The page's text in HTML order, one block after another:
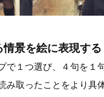
情景を絵に表現する
で１つ選び、４句を１
み取ったことをより具